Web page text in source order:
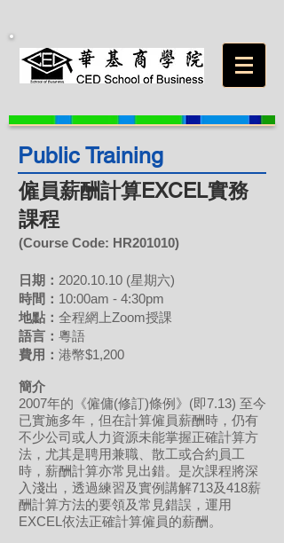
Public Training
僱員薪酬計算EXCEL實務
課程
(Course Code: HR201010)
日期： 2020.10.10 (星期六)
時間： 10:00am - 4:30pm
地點： 全程網上Zoom授課
語言： 粵語
費用 ： 港幣$1,200
簡介
2007年的《僱傭(修訂)條例》(即7.13) 至今
已實施多年，但在計算僱員薪酬時，仍有
不少公司或人力資源未能掌握正確計算方
法，尤其是聘用兼職、散工或合約員工
時，薪酬計算亦常見出錯。是次課程將深
入淺出，透過練習及實例講解713及418薪
酬計算方法的要領及常見錯誤，運用
EXCEL依法正確計算僱員的薪酬。